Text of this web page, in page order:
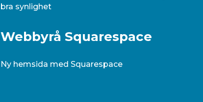
bra synlighet
Webbyrå Squarespace
Ny hemsida med Squarespace